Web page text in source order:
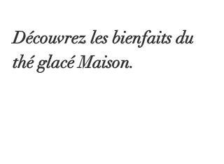
Découvrez les bienfaits du
thé glacé Maison.